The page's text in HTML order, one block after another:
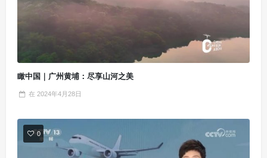
瞰中国｜广州黄埔：尽享山河之美
在 2024年4月28日
0